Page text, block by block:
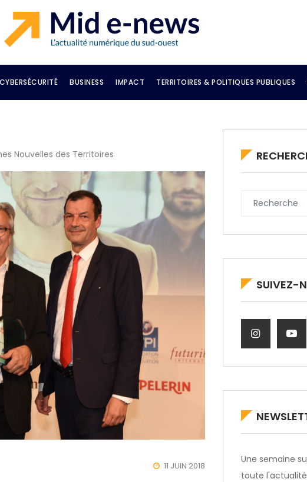
CYBERSÉCURITÉ BUSINESS IMPACT TERRITOIRES & POLITIQUES PUBLIQUES
Nouvelles des Territoires
11 JUIN 2018
SUIVEZ-
Une semaine
toute